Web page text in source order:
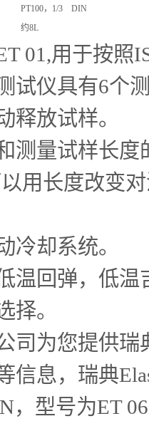
PT100，1/3 DIN
约8L
01,用于按照
试仪具有6个
释放试样。
测量试样长度
用长度改变
冷却系统。
温回弹，低
的选择。
司为您提供瑞
信息，瑞典
，型号为ET